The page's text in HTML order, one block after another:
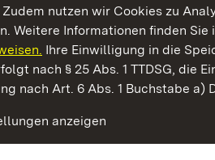
nutzen wir Cookies zu
Weitere Informationen finden Sie
Ihre Einwilligung in die
nach § 25 Abs. 1 TTDSG, die
nach Art. 6 Abs. 1 Buchstabe a)
anzeigen
Genießen.